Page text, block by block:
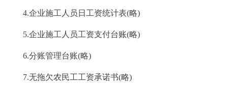
4.企业施工人员日工资统计表(略)
5.企业施工人员工资支付台账(略)
6.分账管理台账(略)
7.无拖欠农民工工资承诺书(略)